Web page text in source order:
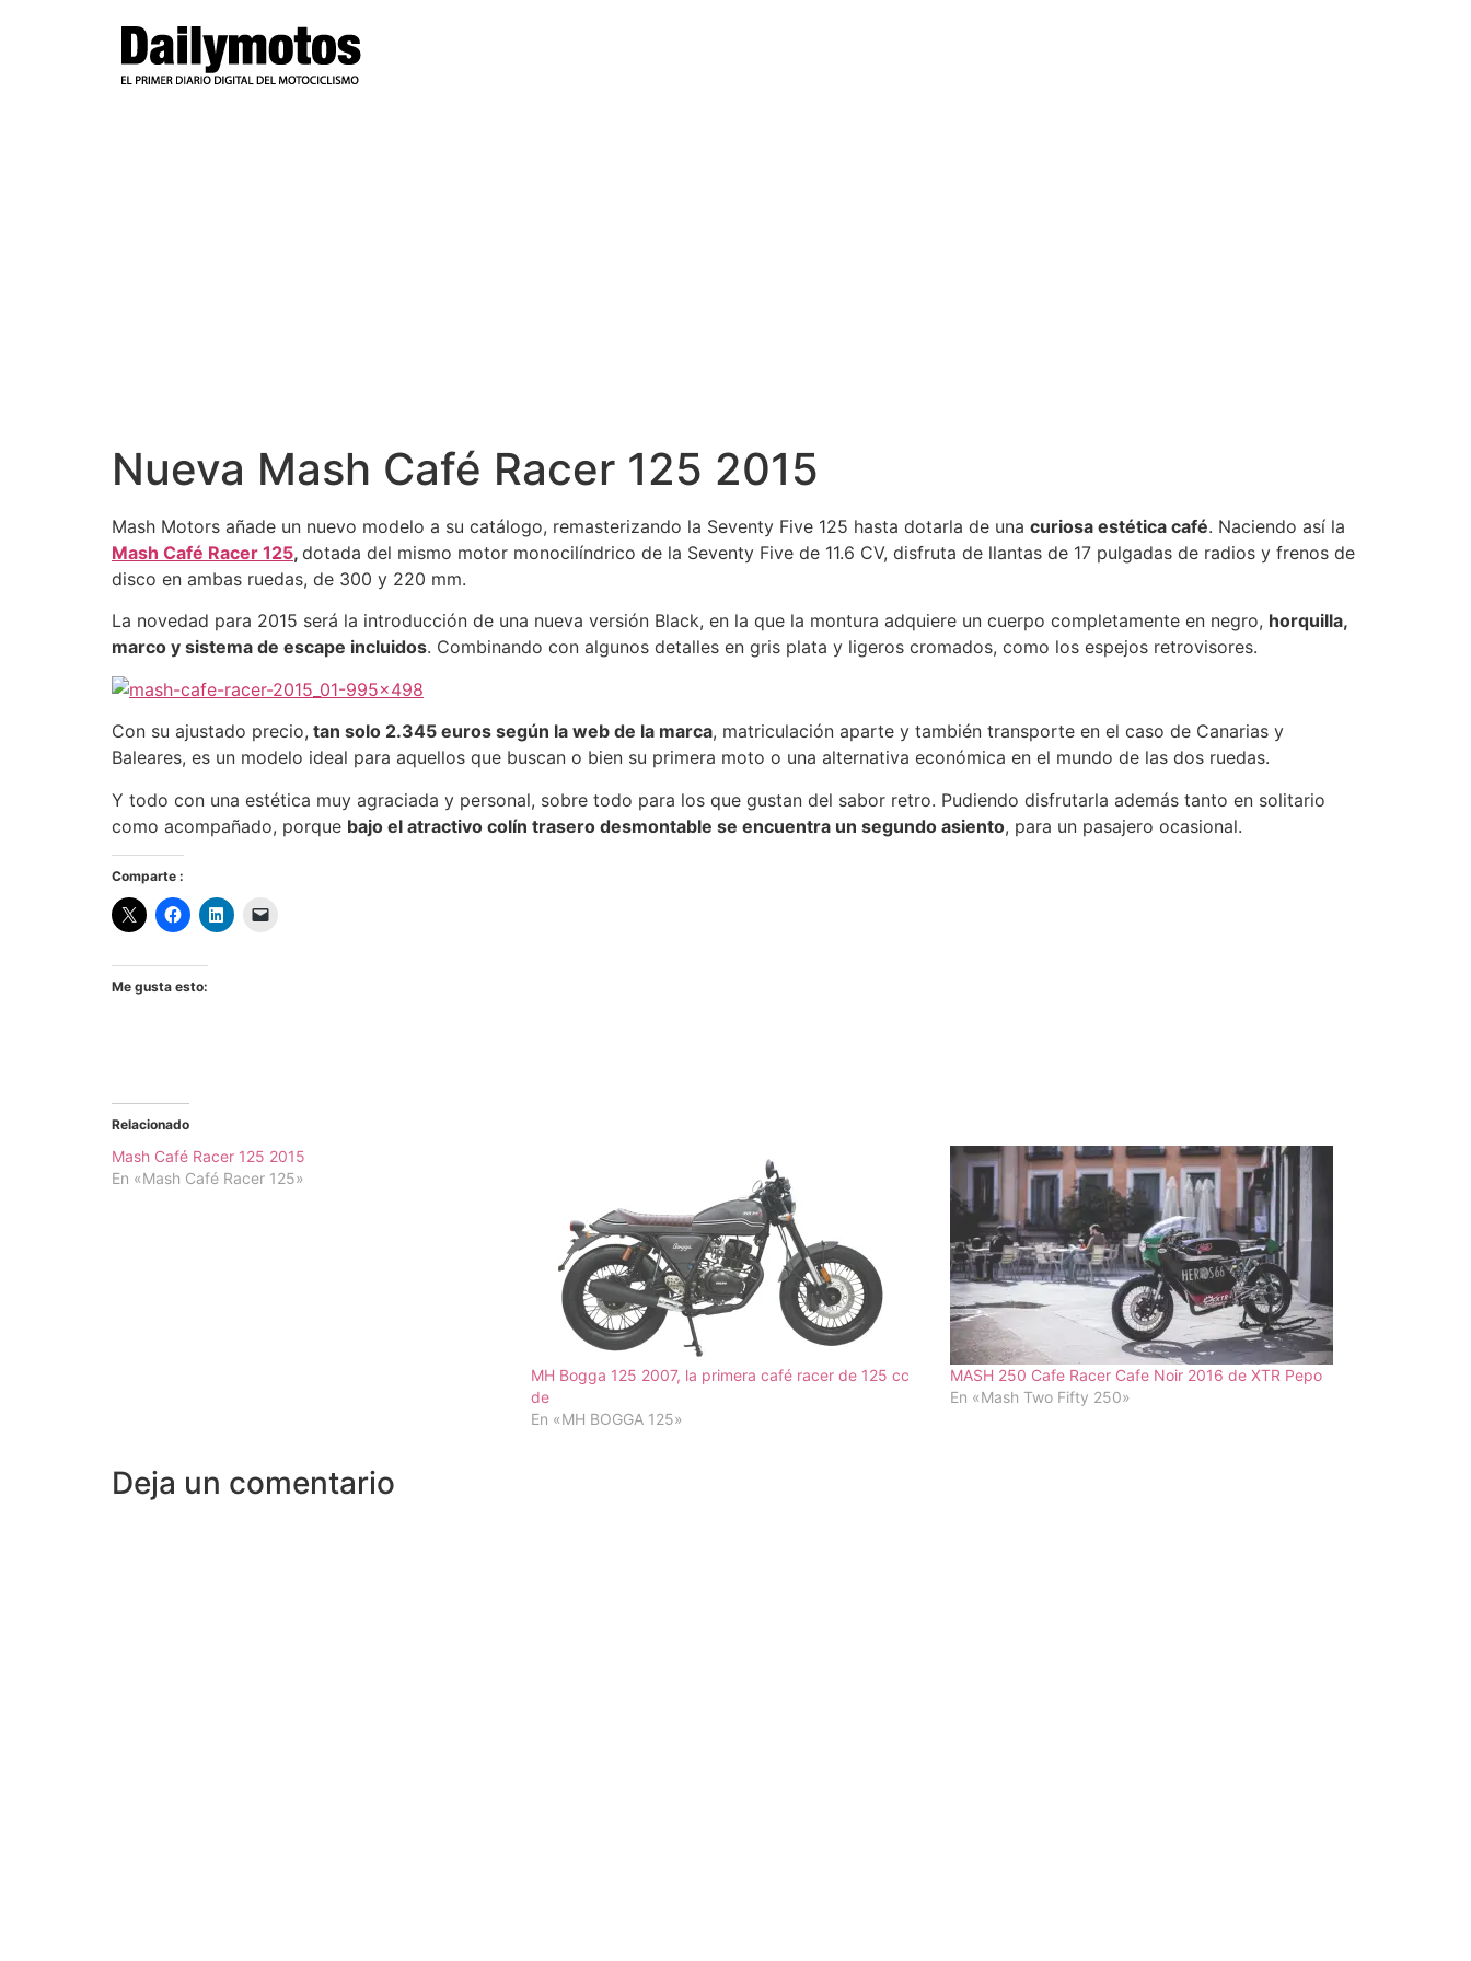
Nueva Mash Café Racer 125 2015
Mash Motors añade un nuevo modelo a su catálogo, remasterizando la Seventy Five 125 hasta dotarla de una curiosa estética café. Naciendo así la
Mash Café Racer 125, dotada del mismo motor monocilíndrico de la Seventy Five de 11.6 CV, disfruta de llantas de 17 pulgadas de radios y frenos de
disco en ambas ruedas, de 300 y 220 mm.
La novedad para 2015 será la introducción de una nueva versión Black, en la que la montura adquiere un cuerpo completamente en negro, horquilla,
marco y sistema de escape incluidos. Combinando con algunos detalles en gris plata y ligeros cromados, como los espejos retrovisores.
Con su ajustado precio, tan solo 2.345 euros según la web de la marca, matriculación aparte y también transporte en el caso de Canarias y
Baleares, es un modelo ideal para aquellos que buscan o bien su primera moto o una alternativa económica en el mundo de las dos ruedas.
Y todo con una estética muy agraciada y personal, sobre todo para los que gustan del sabor retro. Pudiendo disfrutarla además tanto en solitario
como acompañado, porque bajo el atractivo colín trasero desmontable se encuentra un segundo asiento, para un pasajero ocasional.
Comparte :
Me gusta esto:
Relacionado
Mash Café Racer 125 2015
En «Mash Café Racer 125»
MH Bogga 125 2007, la primera café racer de 125 cc
de
En «MH BOGGA 125»
MASH 250 Cafe Racer Cafe Noir 2016 de XTR Pepo
En «Mash Two Fifty 250»
Deja un comentario